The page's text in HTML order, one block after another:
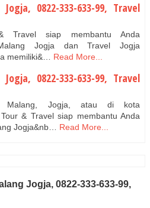
0822-333-633-99, Travel
Travel siap membantu Anda
Jogja dan Travel Jogja
memiliki&… Read More...
0822-333-633-99, Travel
Malang, Jogja, atau di kota
& Travel siap membantu Anda
Jogja&nb…
Read More...
Jogja, 0822-333-633-99,